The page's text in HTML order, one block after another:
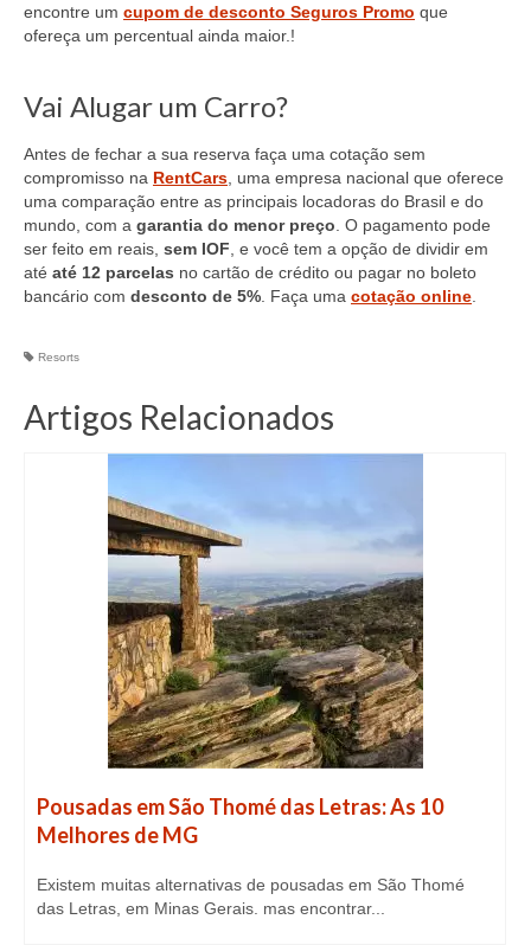
encontre um cupom de desconto Seguros Promo que
ofereça um percentual ainda maior.!
Vai Alugar um Carro?
Antes de fechar a sua reserva faça uma cotação sem
compromisso na RentCars, uma empresa nacional que oferece
uma comparação entre as principais locadoras do Brasil e do
mundo, com a garantia do menor preço. O pagamento pode
ser feito em reais, sem IOF, e você tem a opção de dividir em
até até 12 parcelas no cartão de crédito ou pagar no boleto
bancário com desconto de 5%. Faça uma cotação online.
Resorts
Artigos Relacionados
Pousadas em São Thomé das Letras: As 10
Melhores de MG
Existem muitas alternativas de pousadas em São Thomé
das Letras, em Minas Gerais. mas encontrar...